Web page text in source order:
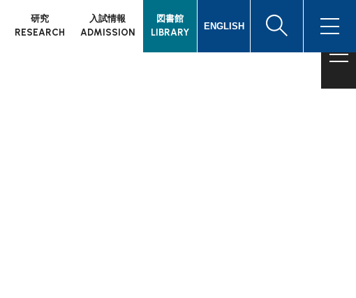
研究
RESEARCH
入試情報
ADMISSION
図書館
LIBRARY
ENGLISH